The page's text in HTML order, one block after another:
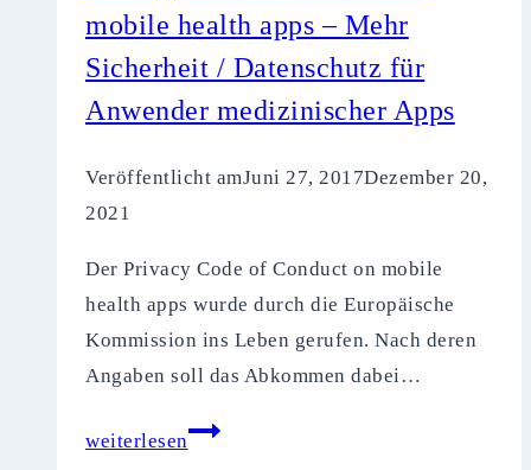
sollten
mobile health apps – Mehr
Sicherheit / Datenschutz für
Anwender medizinischer Apps
Veröffentlicht amJuni 27, 2017Dezember 20,
2021
Der Privacy Code of Conduct on mobile
health apps wurde durch die Europäische
Kommission ins Leben gerufen. Nach deren
Angaben soll das Abkommen dabei…
weiterlesenPrivacy